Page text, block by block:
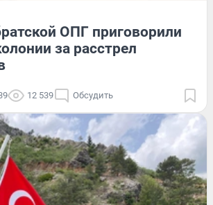
ОПГ приговорили
за расстрел
12 539 Обсудить